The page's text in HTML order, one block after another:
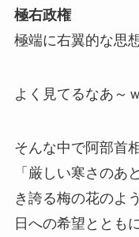
極右政権
極端に右翼的な思
よく見てるなあ～ｗ
そんな中で阿部首
「厳しい寒さのあ
き誇る梅の花のよ
日への希望ととも